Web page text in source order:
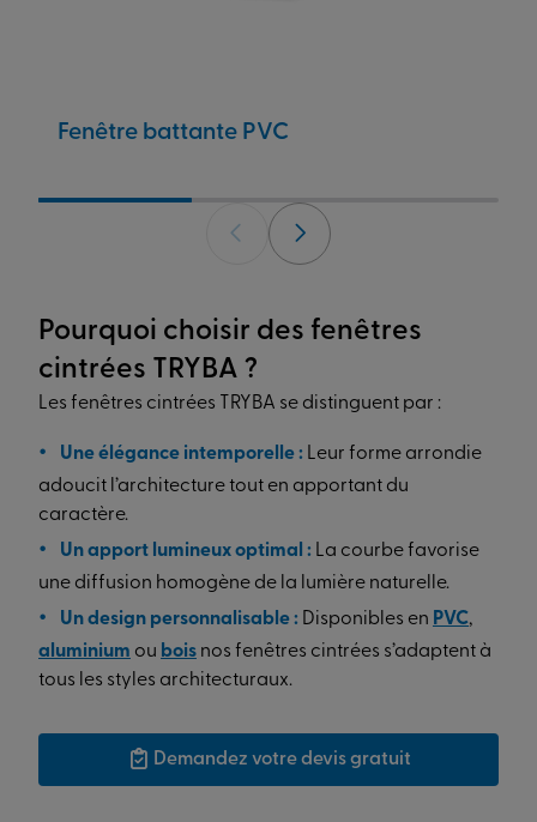
Fenêtre battante PVC
Pourquoi choisir des fenêtres
cintrées TRYBA ?
Les fenêtres cintrées TRYBA se distinguent par :
Une élégance intemporelle : Leur forme arrondie
adoucit l’architecture tout en apportant du
caractère.
Un apport lumineux optimal : La courbe favorise
une diffusion homogène de la lumière naturelle.
Un design personnalisable : Disponibles en PVC,
aluminium ou bois nos fenêtres cintrées s’adaptent à
tous les styles architecturaux.
Demandez votre devis gratuit